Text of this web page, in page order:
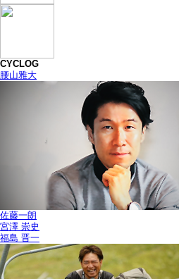
CYCLOG
腰山雅大
佐藤一朗
宮澤 崇史
福島 晋一